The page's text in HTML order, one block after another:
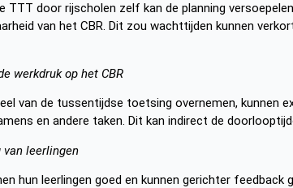
TTT door rijscholen zelf kan de planning
van het CBR. Dit zou wachttijden kunnen
werkdruk op het CBR
van de tussentijdse toetsing overnemen, kunnen
en andere taken. Dit kan indirect de
van leerlingen
hun leerlingen goed en kunnen gerichter feedback